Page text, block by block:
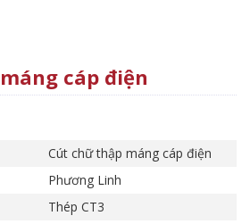
cáp điện
Cút chữ thập máng cáp điện
Phương Linh
Thép CT3